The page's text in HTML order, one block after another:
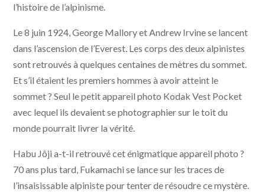
l’histoire de l’alpinisme.
Le 8 juin 1924, George Mallory et Andrew Irvine se lancent
dans l’ascension de l’Everest. Les corps des deux alpinistes
sont retrouvés à quelques centaines de mètres du sommet.
Et s’il étaient les premiers hommes à avoir atteint le
sommet ? Seul le petit appareil photo Kodak Vest Pocket
avec lequel ils devaient se photographier sur le toit du
monde pourrait livrer la vérité.
Habu Jôji a-t-il retrouvé cet énigmatique appareil photo ?
70 ans plus tard, Fukamachi se lance sur les traces de
l’insaisissable alpiniste pour tenter de résoudre ce mystère.